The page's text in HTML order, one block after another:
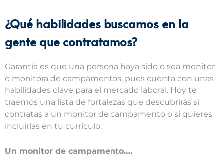
¿Qué habilidades buscamos en la
gente que contratamos?
Garantía es que una persona haya sido o sea monitor
o monitora de campamentos, pues cuenta con unas
habilidades clave para el mercado laboral. Hoy te
traemos una lista de fortalezas que descubrirás si
contratas a un monitor de campamento o si quieres
incluirlas en tu currículo:
Un monitor de campamento….